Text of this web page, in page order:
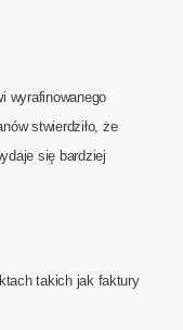
wyrafinowanego
stwierdziło, że
się bardziej
takich jak faktury